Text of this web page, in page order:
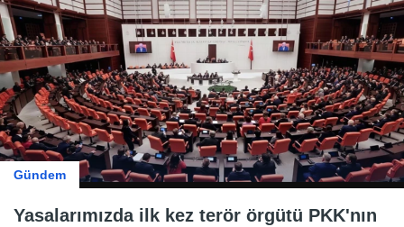
Gündem
Yasalarımızda ilk kez terör örgütü PKK'nın